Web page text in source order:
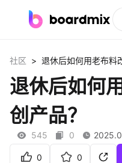
社区资源
会员
企业服务
社区 > 退休后如何用老布料
退休后如何
创产品？
545 0
0 0